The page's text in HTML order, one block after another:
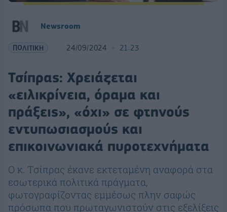
Newsroom
ΠΟΛΙΤΙΚΗ 24/09/2024 21:23
Τσίπρας: Χρειάζεται
«ειλικρίνεια, όραμα και
πράξεις», «όχι» σε φτηνούς
εντυπωσιασμούς και
επικοινωνιακά πυροτεχνήματα
Ο κ. Τσίπρας έκανε εκτεταμένη αναφορά στα
εσωτερικά πολιτικά πράγματα,
φωτογραφίζοντας εμμέσως πλην σαφώς
πρόσωπα που πρωταγωνιστούν στις εξελίξεις